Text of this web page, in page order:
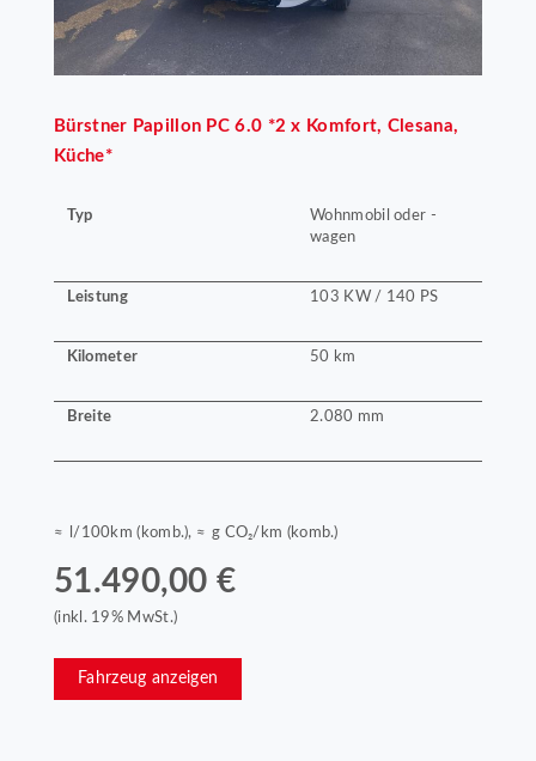
Bürstner Papillon PC 6.0 *2 x Komfort, Clesana,
Küche*
Typ
Wohnmobil oder -
wagen
Leistung 103 KW / 140 PS
Kilometer 50 km
Breite 2.080 mm
≈ l/100km (komb.), ≈ g CO₂/km (komb.)
51.490,00 €
(inkl. 19% MwSt.)
Fahrzeug anzeigen